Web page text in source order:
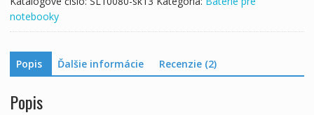
notebooky
Popis Ďalšie informácie Recenzie (2)
Popis